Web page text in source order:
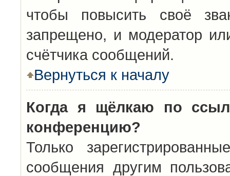
чтобы повысить своё
запрещено, и модератор
счётчика сообщений.
Вернуться к началу
Когда я щёлкаю по
конференцию?
Только
сообщения другим